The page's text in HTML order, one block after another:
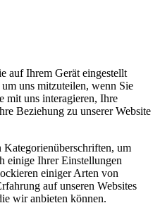
auf Ihrem Gerät eingestellt
uns mitzuteilen, wenn Sie
mit uns interagieren, Ihre
Beziehung zu unserer Website
um
einige Ihrer Einstellungen
einiger Arten von
auf unseren Websites
wir anbieten können.